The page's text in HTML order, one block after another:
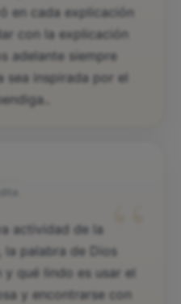
en cada explicación
con la explicación
adelante siempre
sea inspirada por el
“
actividad de la
la palabra de Dios
qué lindo es usar el
y encontrarse con